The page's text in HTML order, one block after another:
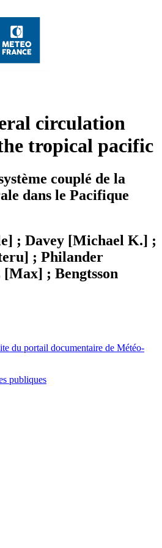
circulation
tropical pacific
couplé de la
dans le Pacifique
; Davey [Michael K.] ;
; Philander
; Bengtsson
du portail documentaire de Météo-
publiques